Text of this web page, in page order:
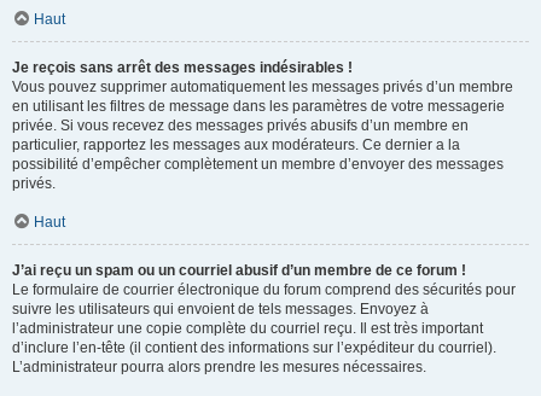
Haut
Je reçois sans arrêt des messages indésirables !
Vous pouvez supprimer automatiquement les messages privés d’un membre
en utilisant les filtres de message dans les paramètres de votre messagerie
privée. Si vous recevez des messages privés abusifs d’un membre en
particulier, rapportez les messages aux modérateurs. Ce dernier a la
possibilité d’empêcher complètement un membre d’envoyer des messages
privés.
Haut
J’ai reçu un spam ou un courriel abusif d’un membre de ce forum !
Le formulaire de courrier électronique du forum comprend des sécurités pour
suivre les utilisateurs qui envoient de tels messages. Envoyez à
l’administrateur une copie complète du courriel reçu. Il est très important
d’inclure l’en-tête (il contient des informations sur l’expéditeur du courriel).
L’administrateur pourra alors prendre les mesures nécessaires.